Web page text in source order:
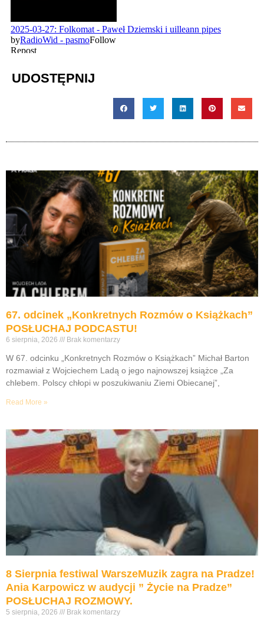
UDOSTĘPNIJ
67. odcinek „Konkretnych Rozmów o Książkach”
POSŁUCHAJ PODCASTU!
6 sierpnia, 2026 Brak komentarzy
W 67. odcinku „Konkretnych Rozmów o Książkach” Michał Barton
rozmawiał z Wojciechem Ladą o jego najnowszej książce „Za
chlebem. Polscy chłopi w poszukiwaniu Ziemi Obiecanej”,
Read More »
8 Sierpnia festiwal WarszeMuzik zagra na Pradze!
Ania Karpowicz w audycji ” Życie na Pradze”
POSŁUCHAJ ROZMOWY.
5 sierpnia, 2026 Brak komentarzy